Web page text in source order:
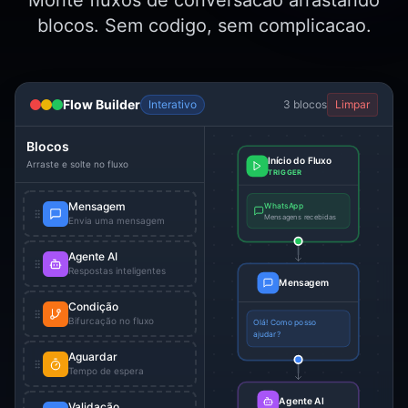
blocos. Sem codigo, sem complicacao.
Flow Builder Interativo 3 blocos Limpar
Blocos
Arraste e solte no fluxo
Mensagem
Envia uma mensagem
Agente AI
Respostas inteligentes
Condição
Bifurcação no fluxo
Aguardar
Tempo de espera
Início do Fluxo
TRIGGER
WhatsApp
Mensagens recebidas
Mensagem
Olá! Como posso
ajudar?
Agente AI